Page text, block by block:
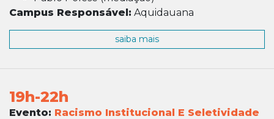
Campus Responsável: Aquidauana
saiba mais
19h-22h
Evento: Racismo Institucional E Seletividade